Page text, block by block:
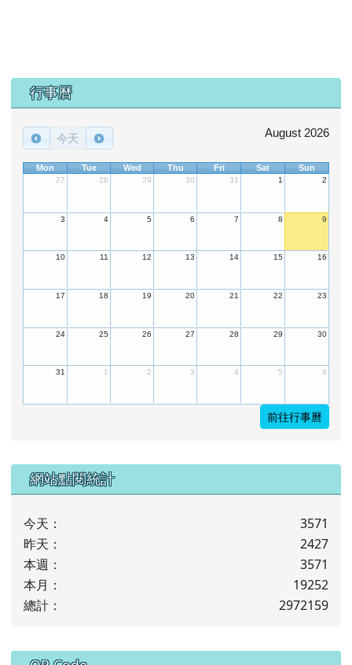
下中區域內容
行事曆
今天 August 2026
Mon Tue Wed Thu Fri Sat Sun
27 28 29 30 31 1 2
3 4 5 6 7 8 9
10 11 12 13 14 15 16
17 18 19 20 21 22 23
24 25 26 27 28 29 30
31 1 2 3 4 5 6
前往行事曆
下中左區域內容
網站點閱統計
今天：
3571
昨天：
2427
本週：
3571
本月：
19252
總計：
2972159
下中右區域內容